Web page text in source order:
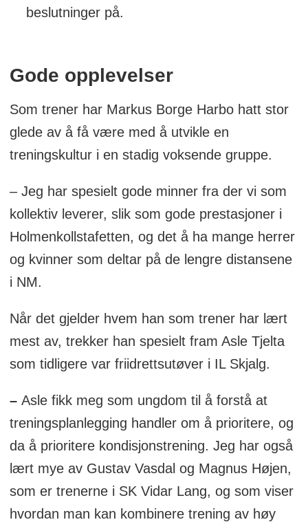
beslutninger på.
Gode opplevelser
Som trener har Markus Borge Harbo hatt stor
glede av å få være med å utvikle en
treningskultur i en stadig voksende gruppe.
– Jeg har spesielt gode minner fra der vi som
kollektiv leverer, slik som gode prestasjoner i
Holmenkollstafetten, og det å ha mange herrer
og kvinner som deltar på de lengre distansene
i NM.
Når det gjelder hvem han som trener har lært
mest av, trekker han spesielt fram Asle Tjelta
som tidligere var friidrettsutøver i IL Skjalg.
– Asle fikk meg som ungdom til å forstå at
treningsplanlegging handler om å prioritere, og
da å prioritere kondisjonstrening. Jeg har også
lært mye av Gustav Vasdal og Magnus Højen,
som er trenerne i SK Vidar Lang, og som viser
hvordan man kan kombinere trening av høy